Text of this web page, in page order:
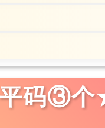
平码③